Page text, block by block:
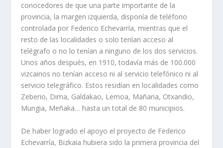
conocedores de que una parte importante de la
provincia, la margen izquierda, disponía de teléfono
controlada por Federico Echevarría, mientras que el
resto de las localidades o solo tenían acceso al
telégrafo o no lo tenían a ninguno de los dos servicios.
Unos años después, en 1910, todavía más de 100.000
vizcainos no tenían acceso ni al servicio telefónico ni al
servicio telegráfico. Estos residían en localidades como
Zeberio, Dima, Galdakao, Lemoa, Mañaria, Otxandio,
Mungia, Meñaka… hasta un total de 80 municipios.
De haber logrado el apoyo el proyecto de Federico
Echevarría, Bizkaia hubiera sido la primera provincia del